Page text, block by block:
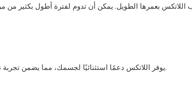
اللاتكس بعمرها الطويل. يمكن أن تدوم لفترة أطول بكثير من
يوفر اللاتكس دعمًا استثنائيًا لجسمك، مما يضمن تجربة نوم مريحة ومجددة. يتوافق مع منحنيات جسمك مع توفير الثبات الكافي.